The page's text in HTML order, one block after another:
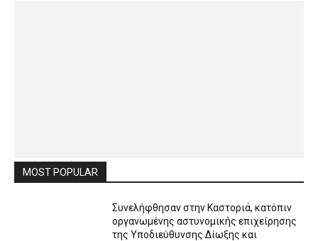
MOST POPULAR
Συνελήφθησαν στην Καστοριά, κατόπιν
οργανωμένης αστυνομικής επιχείρησης
της Υποδιεύθυνσης Δίωξης και